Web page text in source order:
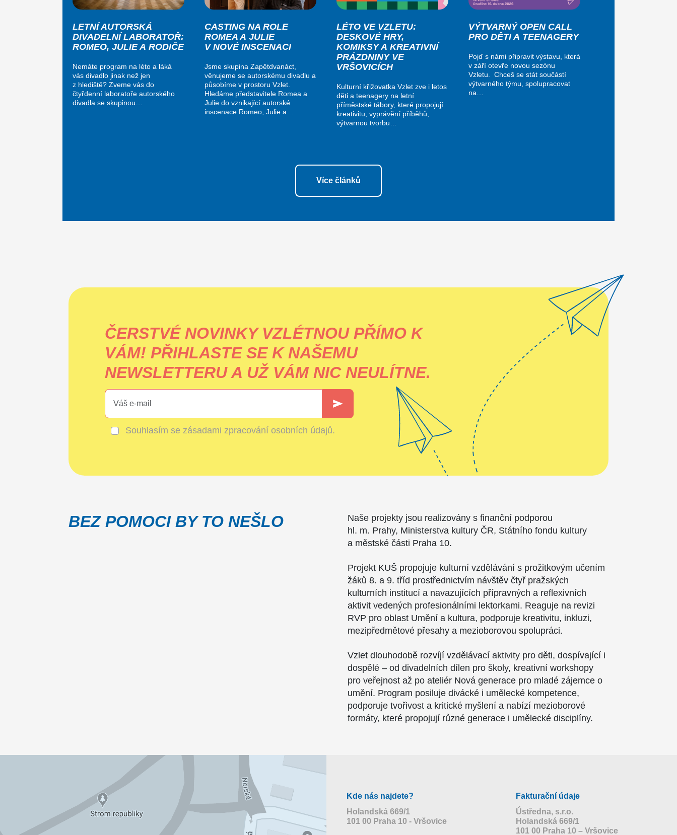
LETNÍ AUTORSKÁ
DIVADELNÍ LABORATOŘ:
ROMEO, JULIE A RODIČE
Nemáte program na léto a láká
vás divadlo jinak než jen
z hlediště? Zveme vás do
čtyřdenní laboratoře autorského
divadla se skupinou…
CASTING NA ROLE
ROMEA A JULIE
V NOVÉ INSCENACI
Jsme skupina Zapětdvanáct,
věnujeme se autorskému divadlu a
působíme v prostoru Vzlet.
Hledáme představitele Romea a
Julie do vznikající autorské
inscenace Romeo, Julie a…
LÉTO VE VZLETU:
DESKOVÉ HRY,
KOMIKSY A KREATIVNÍ
PRÁZDNINY VE
VRŠOVICÍCH
Kulturní křižovatka Vzlet zve i letos
děti a teenagery na letní
příměstské tábory, které propojují
kreativitu, vyprávění příběhů,
výtvarnou tvorbu…
VÝTVARNÝ OPEN CALL
PRO DĚTI A TEENAGERY
Pojď s námi připravit výstavu, která
v září otevře novou sezónu
Vzletu. Chceš se stát součástí
výtvarného týmu, spolupracovat
na…
Více článků
ČERSTVÉ NOVINKY VZLÉTNOU PŘÍMO K
VÁM! PŘIHLASTE SE K NAŠEMU
NEWSLETTERU A UŽ VÁM NIC NEULÍTNE.
Souhlasím se zásadami zpracování osobních údajů.
BEZ POMOCI BY TO NEŠLO
Naše projekty jsou realizovány s finanční podporou
hl. m. Prahy, Ministerstva kultury ČR, Státního fondu kultury
a městské části Praha 10.
Projekt KUŠ propojuje kulturní vzdělávání s prožitkovým učením
žáků 8. a 9. tříd prostřednictvím návštěv čtyř pražských
kulturních institucí a navazujících přípravných a reflexivních
aktivit vedených profesionálními lektorkami. Reaguje na revizi
RVP pro oblast Umění a kultura, podporuje kreativitu, inkluzi,
mezipředmětové přesahy a mezioborovou spolupráci.
Vzlet dlouhodobě rozvíjí vzdělávací aktivity pro děti, dospívající i
dospělé – od divadelních dílen pro školy, kreativní workshopy
pro veřejnost až po ateliér Nová generace pro mladé zájemce o
umění. Program posiluje divácké i umělecké kompetence,
podporuje tvořivost a kritické myšlení a nabízí mezioborové
formáty, které propojují různé generace i umělecké disciplíny.
Kde nás najdete?
Holandská 669/1
101 00 Praha 10 - Vršovice
Fakturační údaje
Ústředna, s.r.o.
Holandská 669/1
101 00 Praha 10 – Vršovice